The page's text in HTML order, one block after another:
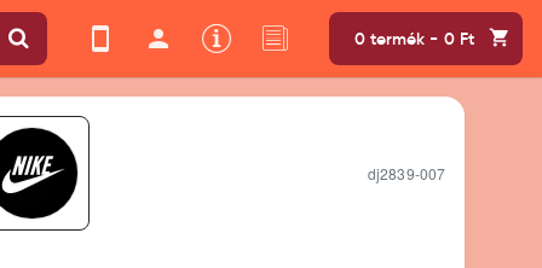
0 termék - 0 Ft
dj2839-007